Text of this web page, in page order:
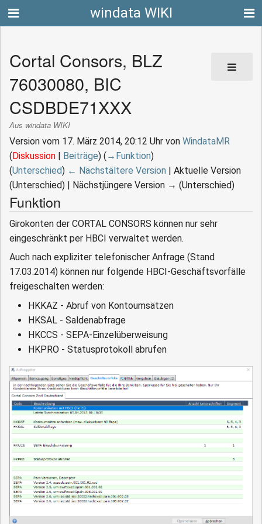
windata WIKI
Cortal Consors, BLZ
76030080, BIC
CSDBDE71XXX
Aus windata WIKI
Version vom 17. März 2014, 20:12 Uhr von WindataMR
( Diskussion Beiträge) ( →‎Funktion)
(Unterschied) ← Nächstältere Version | Aktuelle Version
(Unterschied) | Nächstjüngere Version → (Unterschied)
Funktion
Girokonten der CORTAL CONSORS können nur sehr
eingeschränkt per HBCI verwaltet werden.
Auch nach expliziter telefonischer Anfrage (Stand
17.03.2014) können nur folgende HBCI-Geschäftsvorfälle
freigeschalten werden:
HKKAZ - Abruf von Kontoumsätzen
HKSAL - Saldenabfrage
HKCCS - SEPA-Einzelüberweisung
HKPRO - Statusprotokoll abrufen